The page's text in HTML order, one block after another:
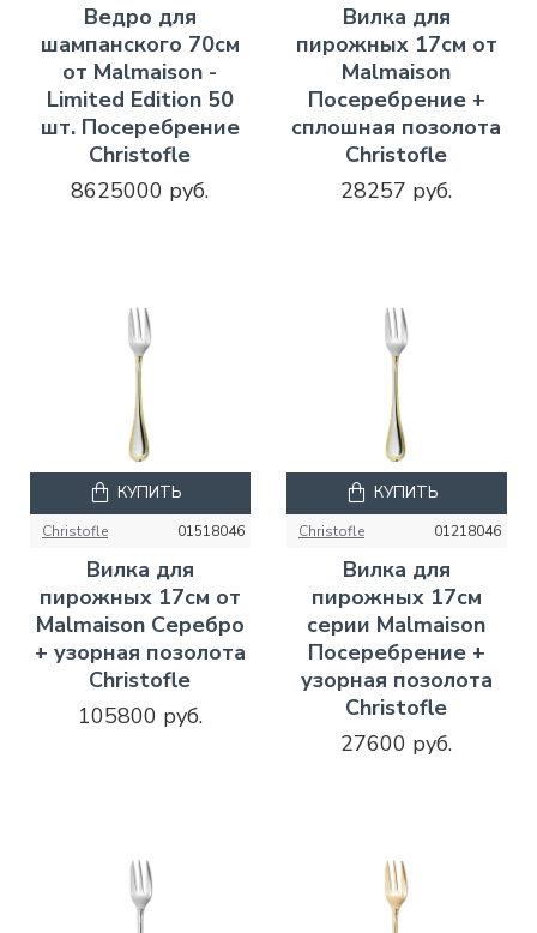
Ведро для
шампанского 70см
от Malmaison -
Limited Edition 50
шт. Посеребрение
Christofle
8625000 руб.
Вилка для
пирожных 17см от
Malmaison
Посеребрение +
сплошная позолота
Christofle
28257 руб.
Christofle 01518046
Вилка для
пирожных 17см от
Malmaison Серебро
+ узорная позолота
Christofle
105800 руб.
КУПИТЬ
Christofle 01218046
Вилка для
пирожных 17см
серии Malmaison
Посеребрение +
узорная позолота
Christofle
27600 руб.
КУПИТЬ